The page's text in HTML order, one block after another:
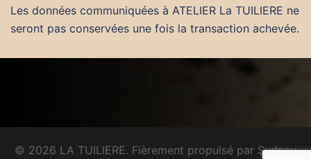
Les données communiquées à ATELIER La TUILIERE ne
seront pas conservées une fois la transaction achevée.
© 2026 LA TUILIERE. Fièrement propulsé par Sydney